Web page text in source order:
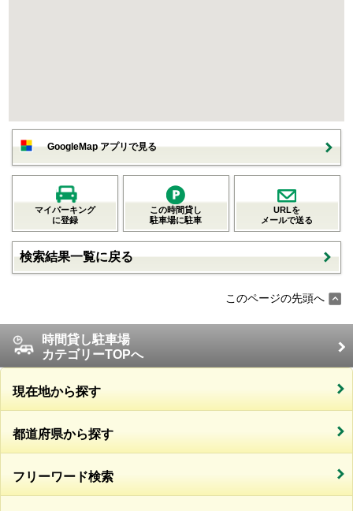
GoogleMap アプリで見る
マイパーキング
に登録
この時間貸し
駐車場に駐車
URLを
メールで送る
検索結果一覧に戻る
このページの先頭へ
時間貸し駐車場
カテゴリーTOPへ
現在地から探す
都道府県から探す
フリーワード検索